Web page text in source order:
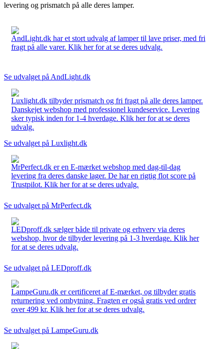
levering og prismatch på alle deres lamper.
AndLight.dk har et stort udvalg af lamper til lave priser, med fri
fragt på alle varer. Klik her for at se deres udvalg.
Se udvalget på AndLight.dk
Luxlight.dk tilbyder prismatch og fri fragt på alle deres lamper.
Danskejet webshop med professionel kundeservice. Levering
sker typisk inden for 1-4 hverdage. Klik her for at se deres
udvalg.
Se udvalget på Luxlight.dk
MrPerfect.dk er en E-mærket webshop med dag-til-dag
levering fra deres danske lager. De har en rigtig flot score på
Trustpilot. Klik her for at se deres udvalg.
Se udvalget på MrPerfect.dk
LEDproff.dk sælger både til private og erhverv via deres
webshop, hvor de tilbyder levering på 1-3 hverdage. Klik her
for at se deres udvalg.
Se udvalget på LEDproff.dk
LampeGuru.dk er certificeret af E-mærket, og tilbyder gratis
returnering ved ombytning. Fragten er også gratis ved ordrer
over 499 kr. Klik her for at se deres udvalg.
Se udvalget på LampeGuru.dk